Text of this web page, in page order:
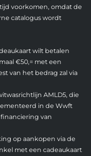
voorkomen, omdat de
catalogus wordt
wilt betalen
€50,= met een
van het bedrag zal via
AMLD5, die
in de Wwft
van
op aankopen via de
met een cadeaukaart